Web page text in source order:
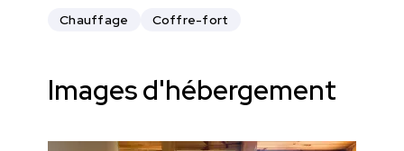
Chauffage Coffre-fort
Images d'hébergement